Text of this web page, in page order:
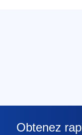
Obtenez